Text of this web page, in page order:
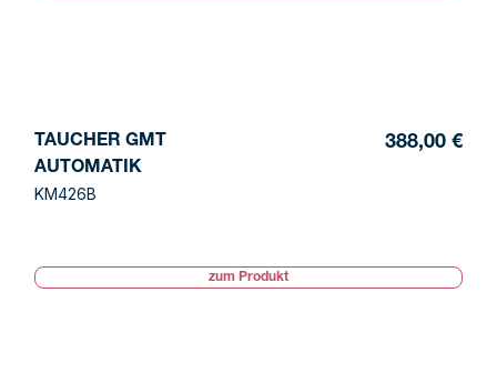
TAUCHER GMT
AUTOMATIK
KM426B
388,00 €
zum Produkt